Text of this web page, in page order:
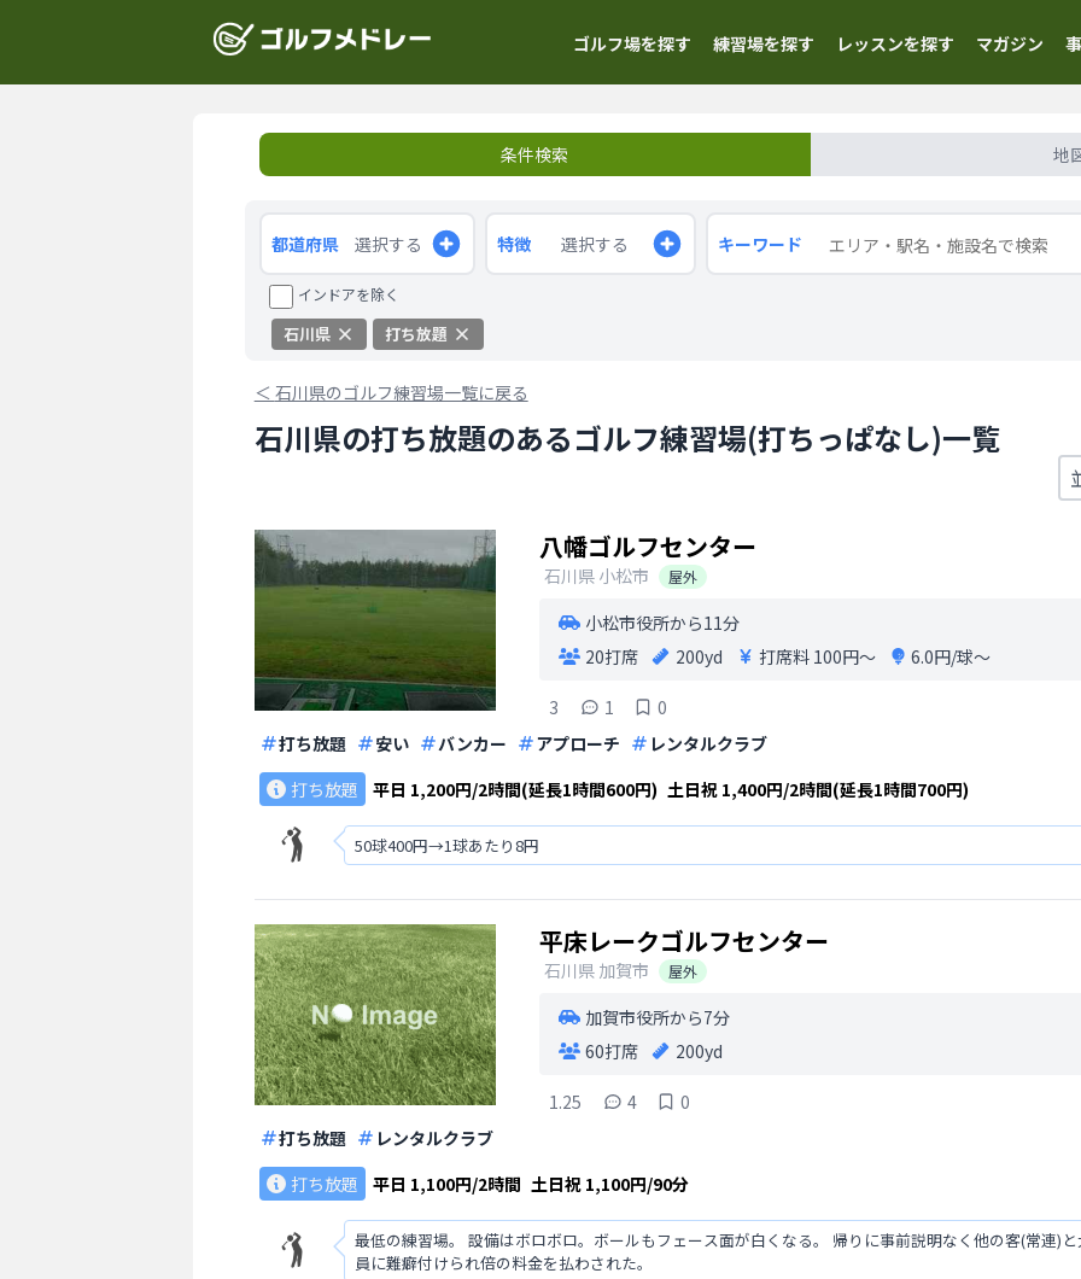
ゴルフ場を探す 練習場を探す レッスンを探す マガジン
条件検索 地
都道府県 選択する 特徴 選択する キーワード
インドアを除く
石川県 打ち放題
＜ 石川県のゴルフ練習場一覧に戻る
石川県の打ち放題のあるゴルフ練習場(打ちっぱなし)一覧
八幡ゴルフセンター
石川県 小松市 屋外
小松市役所から11分
20打席
200yd 打席料 100円〜 6.0円/球〜
3 1
0
打ち放題
安い バンカー アプローチ
レンタルクラブ
打ち放題
平日 1,200円/2時間(延長1時間600円) 土日祝 1,400円/2時間(延長1時間700円)
50球400円→1球あたり8円
平床レークゴルフセンター
石川県 加賀市 屋外
加賀市役所から7分
60打席
200yd
1.25 4
0
打ち放題
レンタルクラブ
打ち放題
平日 1,100円/2時間 土日祝 1,100円/90分
最低の練習場。 設備はボロボロ。ボールもフェース面が白くなる。 帰りに事前説明なく他の客(常連)
員に難癖付けられ倍の料金を払わされた。